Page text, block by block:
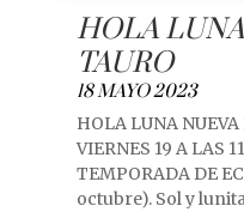
HOLA
TAURO
18 MAYO 2023
HOLA LUNA NUEVA
VIERNES 19 A LAS
TEMPORADA DE
octubre). Sol y